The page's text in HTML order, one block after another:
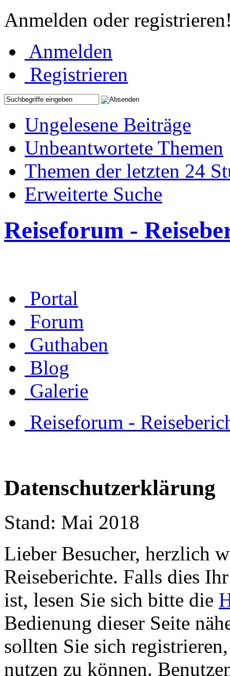
Anmelden oder
Anmelden
Registrieren
Ungelesene Beiträge
Unbeantwortete Themen
Themen der letzten 24
Erweiterte Suche
Reiseforum -
Portal
Forum
Guthaben
Blog
Galerie
Reiseforum -
Datenschutzerklärung
Stand: Mai 2018
Lieber Besucher, herzlich
Reiseberichte. Falls dies
ist, lesen Sie sich bitte die
Bedienung dieser Seite
sollten Sie sich
nutzen zu können.